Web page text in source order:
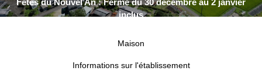
Fêtes du Nouvel An : Fermé du 30 décembre au 2 janvier
inclus
Maison
Informations sur l'établissement